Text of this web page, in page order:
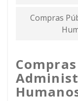
Compras